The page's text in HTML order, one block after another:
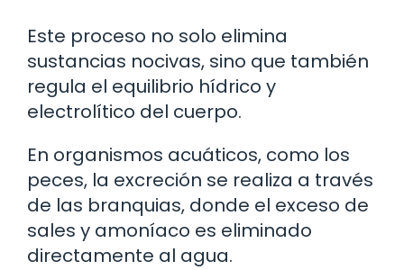
Este proceso no solo elimina
sustancias nocivas, sino que también
regula el equilibrio hídrico y
electrolítico del cuerpo.
En organismos acuáticos, como los
peces, la excreción se realiza a través
de las branquias, donde el exceso de
sales y amoníaco es eliminado
directamente al agua.